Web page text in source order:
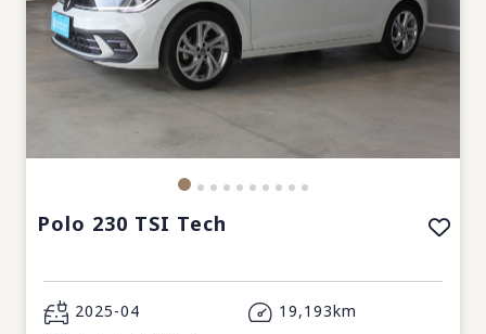
Polo 230 TSI Tech
2025-04
19,193km